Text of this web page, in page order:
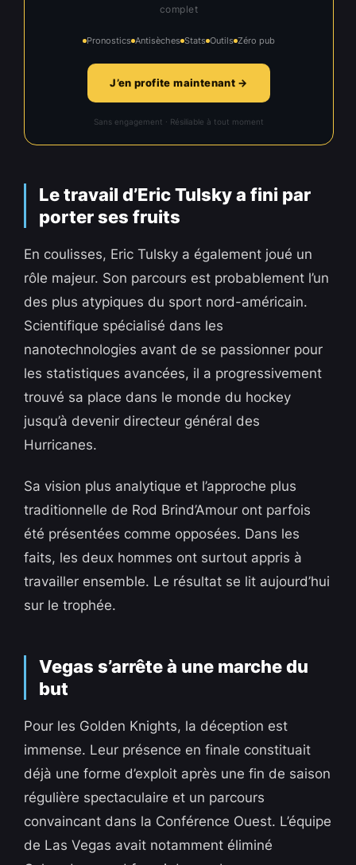
complet
Pronostics Antisèches Stats Outils Zéro pub
J’en profite maintenant →
Sans engagement · Résiliable à tout moment
Le travail d’Eric Tulsky a fini par
porter ses fruits
En coulisses, Eric Tulsky a également joué un
rôle majeur. Son parcours est probablement l’un
des plus atypiques du sport nord-américain.
Scientifique spécialisé dans les
nanotechnologies avant de se passionner pour
les statistiques avancées, il a progressivement
trouvé sa place dans le monde du hockey
jusqu’à devenir directeur général des
Hurricanes.
Sa vision plus analytique et l’approche plus
traditionnelle de Rod Brind’Amour ont parfois
été présentées comme opposées. Dans les
faits, les deux hommes ont surtout appris à
travailler ensemble. Le résultat se lit aujourd’hui
sur le trophée.
Vegas s’arrête à une marche du
but
Pour les Golden Knights, la déception est
immense. Leur présence en finale constituait
déjà une forme d’exploit après une fin de saison
régulière spectaculaire et un parcours
convaincant dans la Conférence Ouest. L’équipe
de Las Vegas avait notamment éliminé